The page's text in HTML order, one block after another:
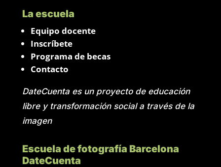
La escuela
Equipo docente
Inscríbete
Programa de becas
Contacto
DateCuenta es un proyecto de educación
libre y transformación social a través de la
imagen
Escuela de fotografía Barcelona
DateCuenta